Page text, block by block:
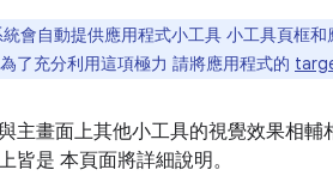
會自動提供應用程式小工具 小工具頁框
了充分利用這項極力 請將應用程式的
主畫面上其他小工具的視覺效果相
皆是 本頁面將詳細說明。